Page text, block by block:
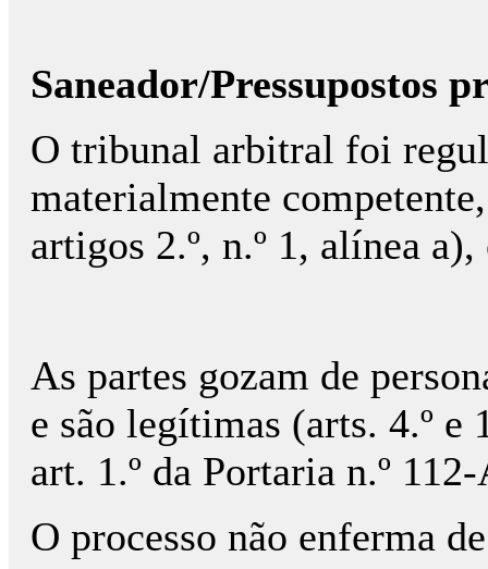
Saneador/Pressupostos
O tribunal arbitral foi
materialmente
artigos 2.º, n.º 1, alínea
As partes gozam de
e são legítimas (arts. 4.º e
art. 1.º da Portaria n.º
O processo não enferma